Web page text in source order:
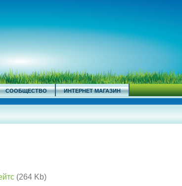
СООБЩЕСТВО ИНТЕРНЕТ МАГАЗИН
(264 Kb)